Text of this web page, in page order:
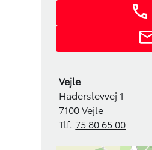
Vejle
Haderslevvej 1
7100 Vejle
Tlf. 75 80 65 00